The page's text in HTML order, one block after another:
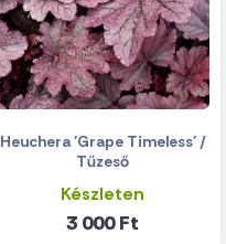
Heuchera 'Grape Timeless' /
Tűzeső
Készleten
3 000 Ft